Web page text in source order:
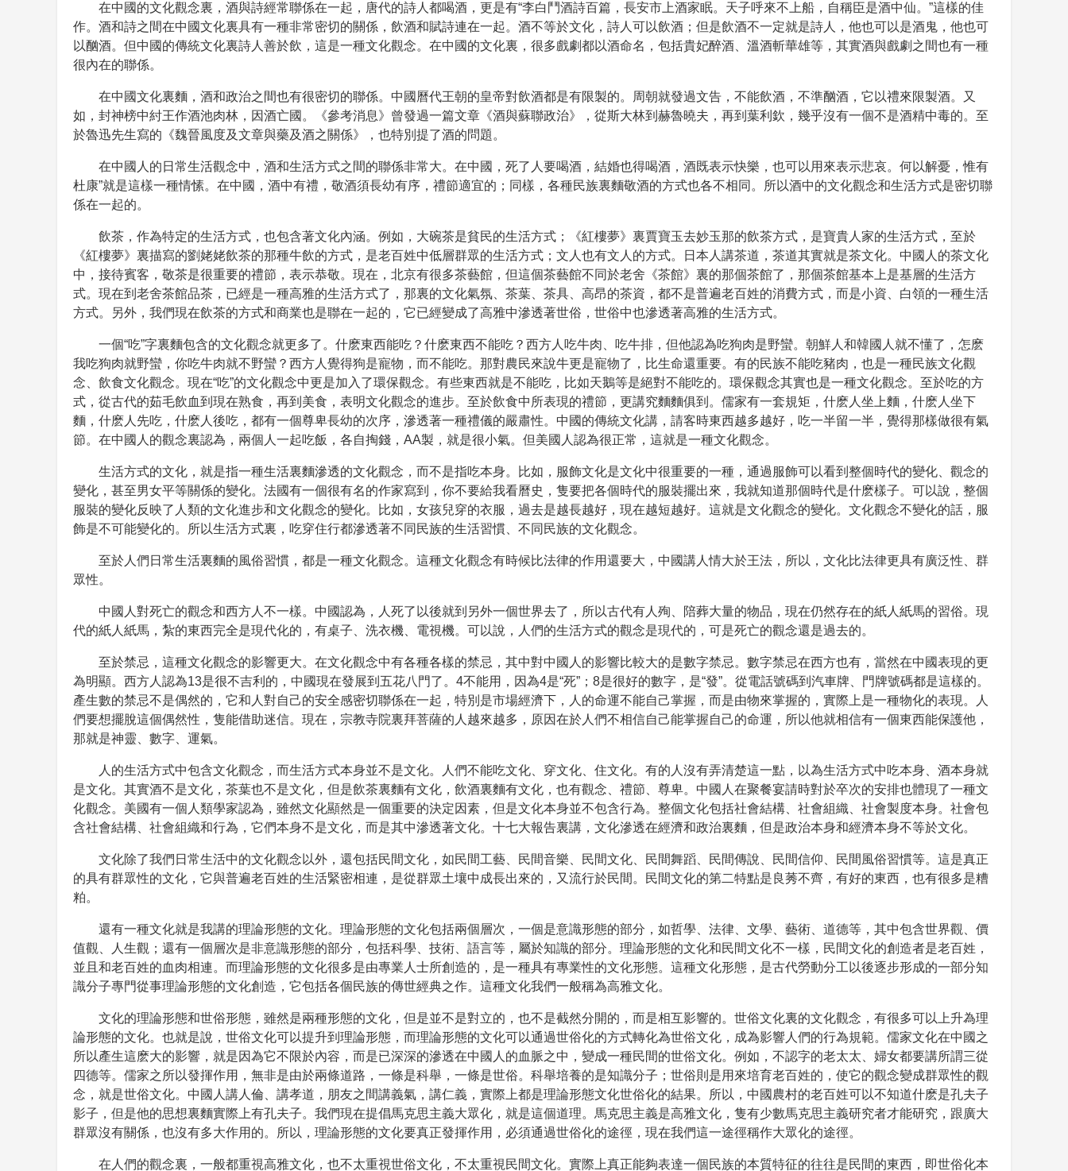
在中國的文化觀念裏，酒與詩經常聯係在一起，唐代的詩人都喝酒，更是有“李白鬥酒詩百篇，長安市上酒家眠。天子呼來不上船，自稱臣是酒中仙。”這樣的佳
作。酒和詩之間在中國文化裏具有一種非常密切的關係，飲酒和賦詩連在一起。酒不等於文化，詩人可以飲酒；但是飲酒不一定就是詩人，他也可以是酒鬼，他也可
以酗酒。但中國的傳統文化裏詩人善於飲，這是一種文化觀念。在中國的文化裏，很多戲劇都以酒命名，包括貴妃醉酒、溫酒斬華雄等，其實酒與戲劇之間也有一種
很內在的聯係。
在中國文化裏麵，酒和政治之間也有很密切的聯係。中國曆代王朝的皇帝對飲酒都是有限製的。周朝就發過文告，不能飲酒，不準酗酒，它以禮來限製酒。又
如，封神榜中紂王作酒池肉林，因酒亡國。《參考消息》曾發過一篇文章《酒與蘇聯政治》，從斯大林到赫魯曉夫，再到葉利欽，幾乎沒有一個不是酒精中毒的。至
於魯迅先生寫的《魏晉風度及文章與藥及酒之關係》，也特別提了酒的問題。
在中國人的日常生活觀念中，酒和生活方式之間的聯係非常大。在中國，死了人要喝酒，結婚也得喝酒，酒既表示快樂，也可以用來表示悲哀。何以解憂，惟有
杜康”就是這樣一種情愫。在中國，酒中有禮，敬酒須長幼有序，禮節適宜的；同樣，各種民族裏麵敬酒的方式也各不相同。所以酒中的文化觀念和生活方式是密切聯
係在一起的。
飲茶，作為特定的生活方式，也包含著文化內涵。例如，大碗茶是貧民的生活方式；《紅樓夢》裏賈寶玉去妙玉那的飲茶方式，是寶貴人家的生活方式，至於
《紅樓夢》裏描寫的劉姥姥飲茶的那種牛飲的方式，是老百姓中低層群眾的生活方式；文人也有文人的方式。日本人講茶道，茶道其實就是茶文化。中國人的茶文化
中，接待賓客，敬茶是很重要的禮節，表示恭敬。現在，北京有很多茶藝館，但這個茶藝館不同於老舍《茶館》裏的那個茶館了，那個茶館基本上是基層的生活方
式。現在到老舍茶館品茶，已經是一種高雅的生活方式了，那裏的文化氣氛、茶葉、茶具、高昂的茶資，都不是普遍老百姓的消費方式，而是小資、白領的一種生活
方式。另外，我們現在飲茶的方式和商業也是聯在一起的，它已經變成了高雅中滲透著世俗，世俗中也滲透著高雅的生活方式。
一個“吃”字裏麵包含的文化觀念就更多了。什麽東西能吃？什麽東西不能吃？西方人吃牛肉、吃牛排，但他認為吃狗肉是野蠻。朝鮮人和韓國人就不懂了，怎麽
我吃狗肉就野蠻，你吃牛肉就不野蠻？西方人覺得狗是寵物，而不能吃。那對農民來說牛更是寵物了，比生命還重要。有的民族不能吃豬肉，也是一種民族文化觀
念、飲食文化觀念。現在“吃”的文化觀念中更是加入了環保觀念。有些東西就是不能吃，比如天鵝等是絕對不能吃的。環保觀念其實也是一種文化觀念。至於吃的方
式，從古代的茹毛飲血到現在熟食，再到美食，表明文化觀念的進步。至於飲食中所表現的禮節，更講究麵麵俱到。儒家有一套規矩，什麽人坐上麵，什麽人坐下
麵，什麽人先吃，什麽人後吃，都有一個尊卑長幼的次序，滲透著一種禮儀的嚴肅性。中國的傳統文化講，請客時東西越多越好，吃一半留一半，覺得那樣做很有氣
節。在中國人的觀念裏認為，兩個人一起吃飯，各自掏錢，AA製，就是很小氣。但美國人認為很正常，這就是一種文化觀念。
生活方式的文化，就是指一種生活裏麵滲透的文化觀念，而不是指吃本身。比如，服飾文化是文化中很重要的一種，通過服飾可以看到整個時代的變化、觀念的
變化，甚至男女平等關係的變化。法國有一個很有名的作家寫到，你不要給我看曆史，隻要把各個時代的服裝擺出來，我就知道那個時代是什麽樣子。可以說，整個
服裝的變化反映了人類的文化進步和文化觀念的變化。比如，女孩兒穿的衣服，過去是越長越好，現在越短越好。這就是文化觀念的變化。文化觀念不變化的話，服
飾是不可能變化的。所以生活方式裏，吃穿住行都滲透著不同民族的生活習慣、不同民族的文化觀念。
至於人們日常生活裏麵的風俗習慣，都是一種文化觀念。這種文化觀念有時候比法律的作用還要大，中國講人情大於王法，所以，文化比法律更具有廣泛性、群
眾性。
中國人對死亡的觀念和西方人不一樣。中國認為，人死了以後就到另外一個世界去了，所以古代有人殉、陪葬大量的物品，現在仍然存在的紙人紙馬的習俗。現
代的紙人紙馬，紮的東西完全是現代化的，有桌子、洗衣機、電視機。可以說，人們的生活方式的觀念是現代的，可是死亡的觀念還是過去的。
至於禁忌，這種文化觀念的影響更大。在文化觀念中有各種各樣的禁忌，其中對中國人的影響比較大的是數字禁忌。數字禁忌在西方也有，當然在中國表現的更
為明顯。西方人認為13是很不吉利的，中國現在發展到五花八門了。4不能用，因為4是“死”；8是很好的數字，是“發”。從電話號碼到汽車牌、門牌號碼都是這樣的。
產生數的禁忌不是偶然的，它和人對自己的安全感密切聯係在一起，特別是市場經濟下，人的命運不能自己掌握，而是由物來掌握的，實際上是一種物化的表現。人
們要想擺脫這個偶然性，隻能借助迷信。現在，宗教寺院裏拜菩薩的人越來越多，原因在於人們不相信自己能掌握自己的命運，所以他就相信有一個東西能保護他，
那就是神靈、數字、運氣。
人的生活方式中包含文化觀念，而生活方式本身並不是文化。人們不能吃文化、穿文化、住文化。有的人沒有弄清楚這一點，以為生活方式中吃本身、酒本身就
是文化。其實酒不是文化，茶葉也不是文化，但是飲茶裏麵有文化，飲酒裏麵有文化，也有觀念、禮節、尊卑。中國人在聚餐宴請時對於卒次的安排也體現了一種文
化觀念。美國有一個人類學家認為，雖然文化顯然是一個重要的決定因素，但是文化本身並不包含行為。整個文化包括社會結構、社會組織、社會製度本身。社會包
含社會結構、社會組織和行為，它們本身不是文化，而是其中滲透著文化。十七大報告裏講，文化滲透在經濟和政治裏麵，但是政治本身和經濟本身不等於文化。
文化除了我們日常生活中的文化觀念以外，還包括民間文化，如民間工藝、民間音樂、民間文化、民間舞蹈、民間傳說、民間信仰、民間風俗習慣等。這是真正
的具有群眾性的文化，它與普遍老百姓的生活緊密相連，是從群眾土壤中成長出來的，又流行於民間。民間文化的第二特點是良莠不齊，有好的東西，也有很多是糟
粕。
還有一種文化就是我講的理論形態的文化。理論形態的文化包括兩個層次，一個是意識形態的部分，如哲學、法律、文學、藝術、道德等，其中包含世界觀、價
值觀、人生觀；還有一個層次是非意識形態的部分，包括科學、技術、語言等，屬於知識的部分。理論形態的文化和民間文化不一樣，民間文化的創造者是老百姓，
並且和老百姓的血肉相連。而理論形態的文化很多是由專業人士所創造的，是一種具有專業性的文化形態。這種文化形態，是古代勞動分工以後逐步形成的一部分知
識分子專門從事理論形態的文化創造，它包括各個民族的傳世經典之作。這種文化我們一般稱為高雅文化。
文化的理論形態和世俗形態，雖然是兩種形態的文化，但是並不是對立的，也不是截然分開的，而是相互影響的。世俗文化裏的文化觀念，有很多可以上升為理
論形態的文化。也就是說，世俗文化可以提升到理論形態，而理論形態的文化可以通過世俗化的方式轉化為世俗文化，成為影響人們的行為規範。儒家文化在中國之
所以產生這麽大的影響，就是因為它不限於內容，而是已深深的滲透在中國人的血脈之中，變成一種民間的世俗文化。例如，不認字的老太太、婦女都要講所謂三從
四德等。儒家之所以發揮作用，無非是由於兩條道路，一條是科舉，一條是世俗。科舉培養的是知識分子；世俗則是用來培育老百姓的，使它的觀念變成群眾性的觀
念，就是世俗文化。中國人講人倫、講孝道，朋友之間講義氣，講仁義，實際上都是理論形態文化世俗化的結果。所以，中國農村的老百姓可以不知道什麽是孔夫子
影子，但是他的思想裏麵實際上有孔夫子。我們現在提倡馬克思主義大眾化，就是這個道理。馬克思主義是高雅文化，隻有少數馬克思主義研究者才能研究，跟廣大
群眾沒有關係，也沒有多大作用的。所以，理論形態的文化要真正發揮作用，必須通過世俗化的途徑，現在我們這一途徑稱作大眾化的途徑。
在人們的觀念裏，一般都重視高雅文化，也不太重視世俗文化，不太重視民間文化。實際上真正能夠表達一個民族的本質特征的往往是民間的東西，即世俗化本